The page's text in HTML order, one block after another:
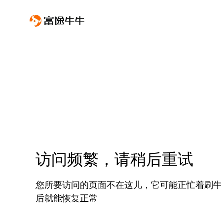
访问频繁，请稍后重试
您所要访问的页面不在这儿，它可能正忙着刷
后就能恢复正常